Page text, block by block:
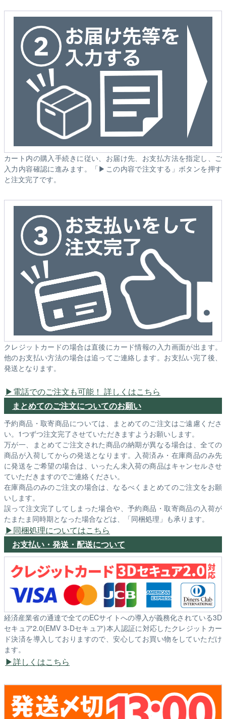
カート内の購入手続きに従い、お届け先、お支払方法を指定し、ご
入力内容確認に進みます。「▶この内容で注文する」ボタンを押す
と注文完了です。
クレジットカードの場合は直後にカード情報の入力画面が出ます。
他のお支払い方法の場合は追ってご連絡します。お支払い完了後、
発送となります。
電話でのご注文も可能！ 詳しくはこちら
まとめてのご注文についてのお願い
予約商品・取寄商品については、まとめてのご注文はご遠慮くださ
い。1つずつ注文完了させていただきますようお願いします。
万が一、まとめてご注文された商品の納期が異なる場合は、全ての
商品が入荷してからの発送となります。入荷済み・在庫商品のみ先
に発送をご希望の場合は、いったん未入荷の商品はキャンセルさせ
ていただきますのでご連絡ください。
在庫商品のみのご注文の場合は、なるべくまとめてのご注文をお願
いします。
誤って注文完了してしまった場合や、予約商品・取寄商品の入荷が
たまたま同時期となった場合などは、「同梱処理」も承ります。
同梱処理についてはこちら
お支払い・発送・配送について
経済産業省の通達で全てのECサイトへの導入が義務化されている3D
セキュア2.0(EMV 3-Dセキュア)本人認証に対応したクレジットカー
ド決済を導入しておりますので、安心してお買い物をしていただけ
ます。
詳しくはこちら